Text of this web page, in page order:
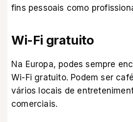
fins pessoais como
Wi-Fi gratuito
Na Europa, podes sempre
Wi-Fi gratuito. Podem ser
vários locais de
comerciais.